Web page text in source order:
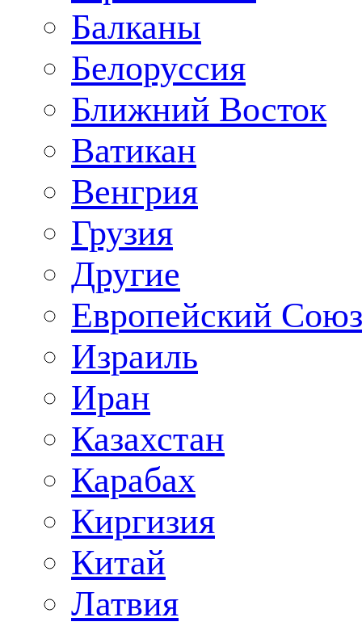
Балканы
Белоруссия
Ближний Восток
Ватикан
Венгрия
Грузия
Другие
Европейский Союз
Израиль
Иран
Казахстан
Карабах
Киргизия
Китай
Латвия